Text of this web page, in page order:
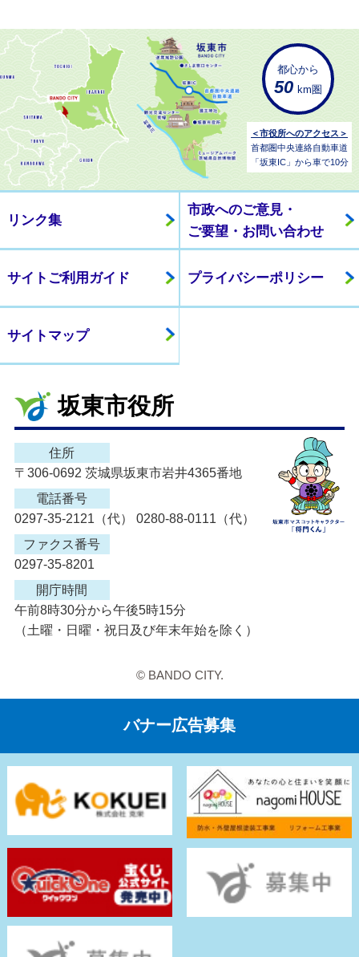
都心から
50 km圏
＜市役所へのアクセス＞
首都圏中央連絡自動車道
「坂東IC」から車で10分
リンク集
市政へのご意見・
ご要望・お問い合わせ
サイトご利用ガイド プライバシーポリシー
サイトマップ
坂東市役所
住所
〒306-0692 茨城県坂東市岩井4365番地
電話番号
0297-35-2121（代） 0280-88-0111（代）
ファクス番号
0297-35-8201
開庁時間
午前8時30分から午後5時15分
（土曜・日曜・祝日及び年末年始を除く）
© BANDO CITY.
バナー広告募集